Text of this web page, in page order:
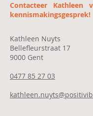
​Contacteer Kathleen
kennismakingsgesprek!
Kathleen Nuyts
Bellefleurstraat 17
9000 Gent
0477 85 27 03